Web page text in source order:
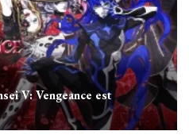
V: Vengeance est